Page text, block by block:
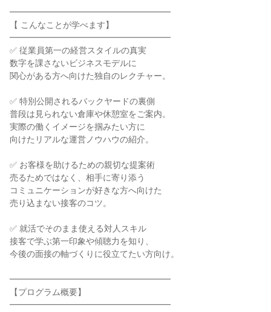
━━━━━━━━━━━━━━━━━━━
【 こんなことが学べます】
━━━━━━━━━━━━━━━━━━━
✅ 従業員第一の経営スタイルの真実
数字を課さないビジネスモデルに
関心がある方へ向けた独自のレクチャー。
✅ 特別公開されるバックヤードの裏側
普段は見られない倉庫や休憩室をご案内。
実際の働くイメージを掴みたい方に
向けたリアルな運営ノウハウの紹介。
✅ お客様を助けるための親切な提案術
売るためではなく、相手に寄り添う
コミュニケーションが好きな方へ向けた
売り込まない接客のコツ。
✅ 就活でそのまま使える対人スキル
接客で学ぶ第一印象や傾聴力を知り、
今後の面接の軸づくりに役立てたい方向け。
━━━━━━━━━━━━━━━━━━━
【プログラム概要】
━━━━━━━━━━━━━━━━━━━